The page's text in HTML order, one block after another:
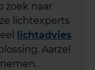
zoek naar
lichtexperts
lichtadvies
Aarzel